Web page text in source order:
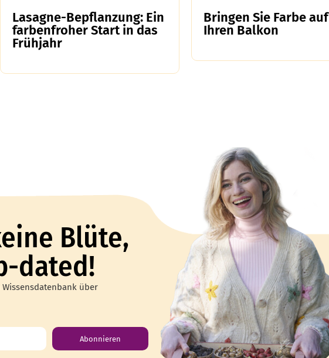
Lasagne-Bepflanzung: Ein
farbenfroher Start in das
Frühjahr
Bringen Sie Farbe auf
Ihren Balkon
Blüte,
dated!
über
Abonnieren